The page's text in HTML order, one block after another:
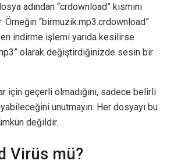
adından “crdownload” kısmını
Örneğin “birmuzik.mp3.crdownload”
indirme işlemi yarıda kesilirse
olarak değiştirdiğinizde sesin bir
için geçerli olmadığını, sadece belirli
unutmayın. Her dosyayı bu
değildir.
Virüs mü?